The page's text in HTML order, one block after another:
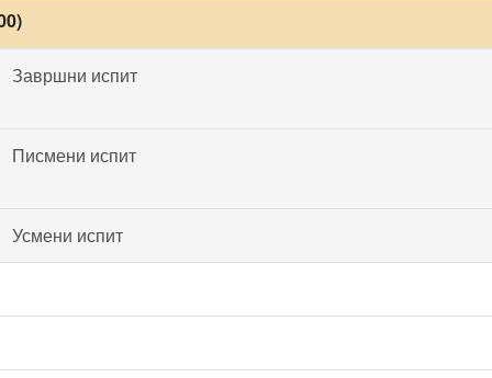
Завршни испит
Писмени испит
Усмени испит